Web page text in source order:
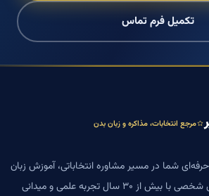
تکمیل فرم تماس
مرجع انتخابات، مذاکره و زبان بدن
حرفه‌ای شما در مسیر مشاوره انتخاباتی، آموزش زبان
بدن، فنون مذاکره و برندسازی شخصی با بیش از ۳۰ سال تجربه علمی و میدانی